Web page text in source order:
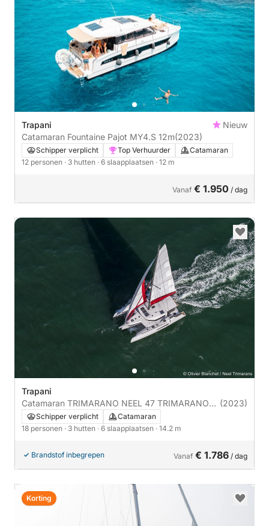
Trapani
Nieuw
Catamaran Fountaine Pajot MY4.S 12m(2023)
Schipper verplicht Top Verhuurder
Catamaran
12 personen · 3 hutten · 6 slaapplaatsen · 12 m
Vanaf € 1.950 / dag
Trapani
Catamaran TRIMARANO NEEL 47 TRIMARANO
NEEL 47 14m
(2023)
Schipper verplicht
Catamaran
18 personen · 3 hutten · 6 slaapplaatsen · 14.2 m
Brandstof inbegrepen Vanaf € 1.786 / dag
Korting